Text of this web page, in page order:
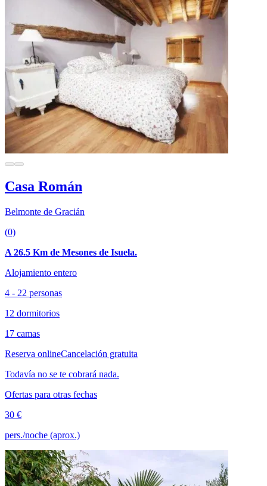
Casa Román
Belmonte de Gracián
(0)
A 26.5 Km de Mesones de Isuela.
Alojamiento entero
4 - 22 personas
12 dormitorios
17 camas
Reserva onlineCancelación gratuita
Todavía no se te cobrará nada.
Ofertas para otras fechas
30 €
pers./noche (aprox.)